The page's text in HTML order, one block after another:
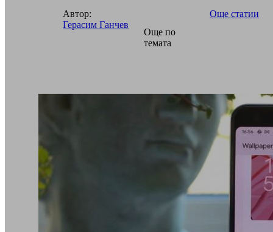
Автор:
Герасим Ганчев
Още статии
Още по
темата